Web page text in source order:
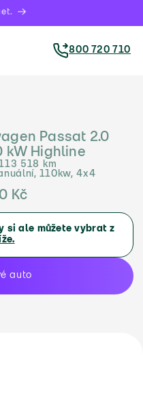
800 720 710
Passat 2.0
kW Highline
518 km
110kw, 4x4
Kč
si ale můžete vybrat z
auto